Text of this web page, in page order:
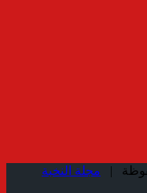
مجلة النخبة